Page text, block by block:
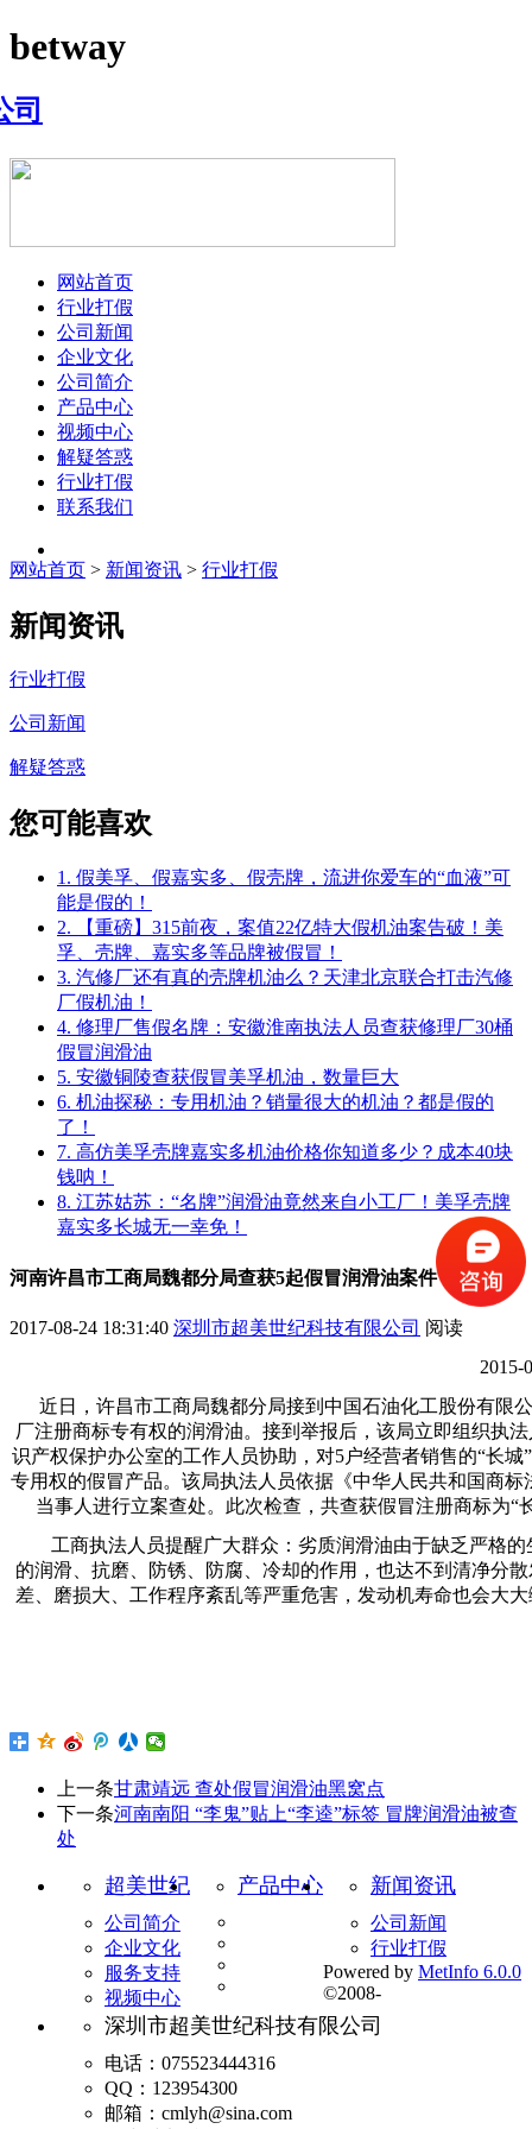
betway
网站首页
行业打假
公司新闻
企业文化
公司简介
产品中心
视频中心
解疑答惑
行业打假
联系我们
网站首页 > 新闻资讯 > 行业打假
新闻资讯
行业打假
公司新闻
解疑答惑
您可能喜欢
1. 假美孚、假嘉实多、假壳牌，流进你爱车的“血液”可
能是假的！
2. 【重磅】315前夜，案值22亿特大假机油案告破！美
孚、壳牌、嘉实多等品牌被假冒！
3. 汽修厂还有真的壳牌机油么？天津北京联合打击汽修
厂假机油！
4. 修理厂售假名牌：安徽淮南执法人员查获修理厂30桶
假冒润滑油
5. 安徽铜陵查获假冒美孚机油，数量巨大
6. 机油探秘：专用机油？销量很大的机油？都是假的
了！
7. 高仿美孚壳牌嘉实多机油价格你知道多少？成本40块
钱呐！
8. 江苏姑苏：“名牌”润滑油竟然来自小工厂！美孚壳牌
嘉实多长城无一幸免！
河南许昌市工商局魏都分局查获5起假冒润滑油案件
2017-08-24 18:31:40 深圳市超美世纪科技有限公司 阅读
近日，许昌市工商局魏都分局接到中国石油化工股份有限
厂注册商标专有权的润滑油。接到举报后，该局立即组织执
识产权保护办公室的工作人员协助，对5户经营者销售的“长
专用权的假冒产品。该局执法人员依据《中华人民共和国商
当事人进行立案查处。此次检查，共查获假冒注册商标为“
工商执法人员提醒广大群众：劣质润滑油由于缺乏严格的
的润滑、抗磨、防锈、防腐、冷却的作用，也达不到清净分
差、磨损大、工作程序紊乱等严重危害，发动机寿命也会大
上一条甘肃靖远 查处假冒润滑油黑窝点
下一条河南南阳 “李鬼”贴上“李逵”标签 冒牌润滑油被查
处
超美世纪
公司简介
企业文化
服务支持
视频中心
产品中心 新闻资讯
公司新闻
行业打假
深圳市超美世纪科技有限公司
电话：075523444316
QQ：123954300
邮箱：cmlyh@sina.com
Powered by MetInfo 6.0.0
©2008-